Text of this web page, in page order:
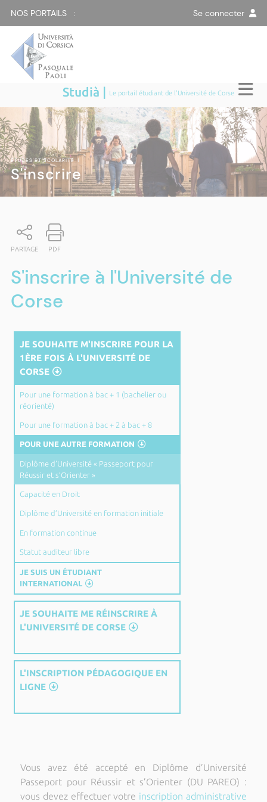
NOS PORTAILS : Se connecter
Studià | Le portail étudiant de l'Université de Corse
ÉTUDES ET SCOLARITÉ |
S'inscrire
PARTAGE PDF
S'inscrire à l'Université de
Corse
JE SOUHAITE M'INSCRIRE POUR LA
1ÈRE FOIS À L'UNIVERSITÉ DE
CORSE
Pour une formation à bac + 1 (bachelier ou
réorienté)
Pour une formation à bac + 2 à bac + 8
POUR UNE AUTRE FORMATION
Diplôme d’Université « Passeport pour
Réussir et s’Orienter »
Capacité en Droit
Diplôme d’Université en formation initiale
En formation continue
Statut auditeur libre
JE SUIS UN ÉTUDIANT
INTERNATIONAL
JE SOUHAITE ME RÉINSCRIRE À
L'UNIVERSITÉ DE CORSE
L'INSCRIPTION PÉDAGOGIQUE EN
LIGNE
Vous avez été accepté en Diplôme d’Université
Passeport pour Réussir et s’Orienter (DU PAREO) :
vous devez effectuer votre inscription administrative